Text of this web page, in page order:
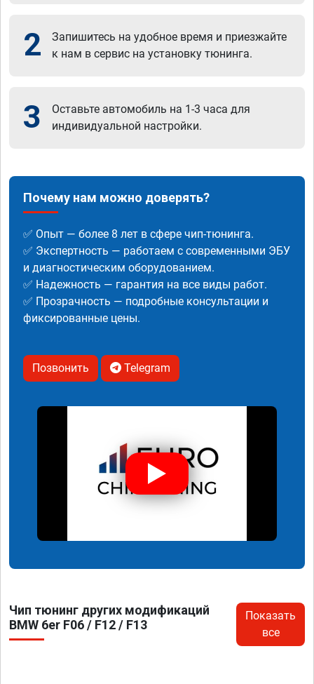
2
Запишитесь на удобное время и приезжайте
к нам в сервис на установку тюнинга.
3
Оставьте автомобиль на 1-3 часа для
индивидуальной настройки.
Почему нам можно доверять?
✅ Опыт — более 8 лет в сфере чип-тюнинга.
✅ Экспертность — работаем с современными ЭБУ
и диагностическим оборудованием.
✅ Надежность — гарантия на все виды работ.
✅ Прозрачность — подробные консультации и
фиксированные цены.
Позвонить Telegram
Чип тюнинг других модификаций
BMW 6er F06 / F12 / F13
Показать
все